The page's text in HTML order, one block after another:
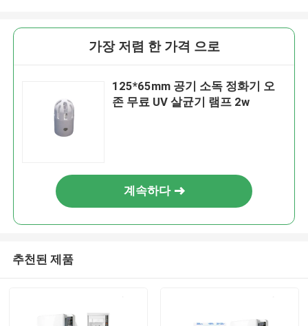
가장 저렴 한 가격 으로
125*65mm 공기 소독 정화기 오
존 무료 UV 살균기 램프 2w
계속하다
추천된 제품